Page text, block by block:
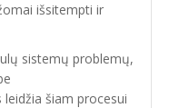
išsitempti ir
sistemų problemų,
šiam procesui